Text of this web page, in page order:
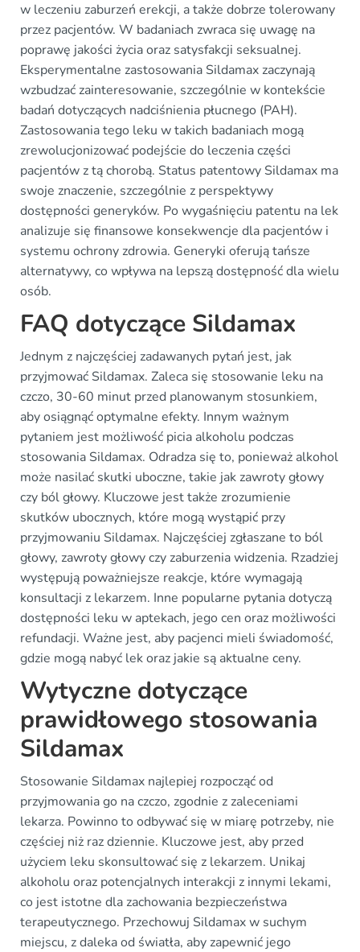
w leczeniu zaburzeń erekcji, a także dobrze tolerowany
przez pacjentów. W badaniach zwraca się uwagę na
poprawę jakości życia oraz satysfakcji seksualnej.
Eksperymentalne zastosowania Sildamax zaczynają
wzbudzać zainteresowanie, szczególnie w kontekście
badań dotyczących nadciśnienia płucnego (PAH).
Zastosowania tego leku w takich badaniach mogą
zrewolucjonizować podejście do leczenia części
pacjentów z tą chorobą. Status patentowy Sildamax ma
swoje znaczenie, szczególnie z perspektywy
dostępności generyków. Po wygaśnięciu patentu na lek
analizuje się finansowe konsekwencje dla pacjentów i
systemu ochrony zdrowia. Generyki oferują tańsze
alternatywy, co wpływa na lepszą dostępność dla wielu
osób.
FAQ dotyczące Sildamax
Jednym z najczęściej zadawanych pytań jest, jak
przyjmować Sildamax. Zaleca się stosowanie leku na
czczo, 30-60 minut przed planowanym stosunkiem,
aby osiągnąć optymalne efekty. Innym ważnym
pytaniem jest możliwość picia alkoholu podczas
stosowania Sildamax. Odradza się to, ponieważ alkohol
może nasilać skutki uboczne, takie jak zawroty głowy
czy ból głowy. Kluczowe jest także zrozumienie
skutków ubocznych, które mogą wystąpić przy
przyjmowaniu Sildamax. Najczęściej zgłaszane to ból
głowy, zawroty głowy czy zaburzenia widzenia. Rzadziej
występują poważniejsze reakcje, które wymagają
konsultacji z lekarzem. Inne popularne pytania dotyczą
dostępności leku w aptekach, jego cen oraz możliwości
refundacji. Ważne jest, aby pacjenci mieli świadomość,
gdzie mogą nabyć lek oraz jakie są aktualne ceny.
Wytyczne dotyczące
prawidłowego stosowania
Sildamax
Stosowanie Sildamax najlepiej rozpocząć od
przyjmowania go na czczo, zgodnie z zaleceniami
lekarza. Powinno to odbywać się w miarę potrzeby, nie
częściej niż raz dziennie. Kluczowe jest, aby przed
użyciem leku skonsultować się z lekarzem. Unikaj
alkoholu oraz potencjalnych interakcji z innymi lekami,
co jest istotne dla zachowania bezpieczeństwa
terapeutycznego. Przechowuj Sildamax w suchym
miejscu, z daleka od światła, aby zapewnić jego